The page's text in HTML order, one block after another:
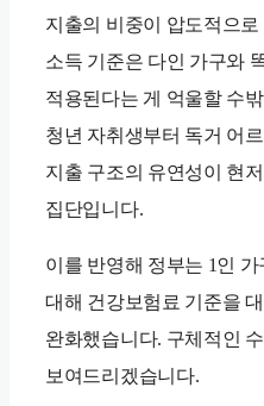
지출의 비중이 압도적으로
소득 기준은 다인 가구와
적용된다는 게 억울할 수
청년 자취생부터 독거 어
지출 구조의 유연성이 현
집단입니다.
이를 반영해 정부는 1인 가
대해 건강보험료 기준을
완화했습니다. 구체적인
보여드리겠습니다.